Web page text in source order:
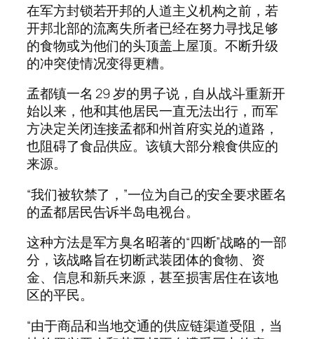
在军方封锁若开邦的人道主义机构之前，若
开邦北部的流离失所者已经在努力寻找足够
的食物或为他们的头顶盖上屋顶。不断升级
的冲突使情况变得更糟。
孟都镇一名 29 岁的男子说，自从战斗重新开
始以来，他和其他居民一直无法出行，而军
方决定关闭连接孟都和州首府实兑的道路，
也阻碍了食品供应。该镇大部分粮食供应的
来源。
“我们被软禁了，”一位为自己的安全要求匿名
的孟都居民告诉半岛电视台。
这种方法是军方臭名昭著的“四断”战略的一部
分，该战略旨在切断武装团体的食物、资
金、信息和新兵来源，甚至损害居住在该地
区的平民。
“由于商品和当地交通的供应链渠道受阻，当